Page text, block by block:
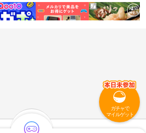
還元 0.07%還元 4.25%還元
ガチャで
マイルゲット